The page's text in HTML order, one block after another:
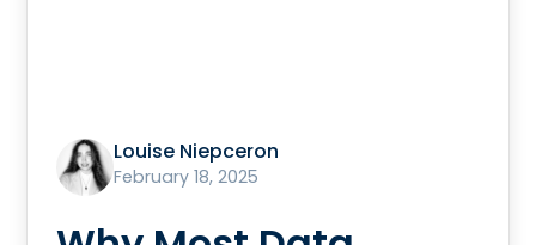
Louise Niepceron
February 18, 2025